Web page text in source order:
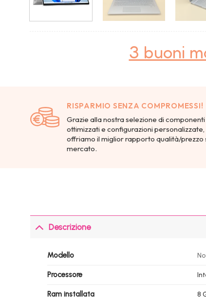
3 buoni
RISPARMIO SENZA COMPROMESSI!
Grazie alla nostra selezione di componenti
ottimizzati e configurazioni personalizzate,
offriamo il miglior rapporto qualità/prezzo
mercato.
Descrizione
Modello
Processore
Ram installata 8